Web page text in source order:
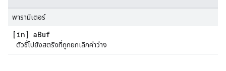
พารามิเตอร์
[in] aBuf
ตัวชี้ไปยังสตริงที่ถูกยกเลิกค่าว่าง